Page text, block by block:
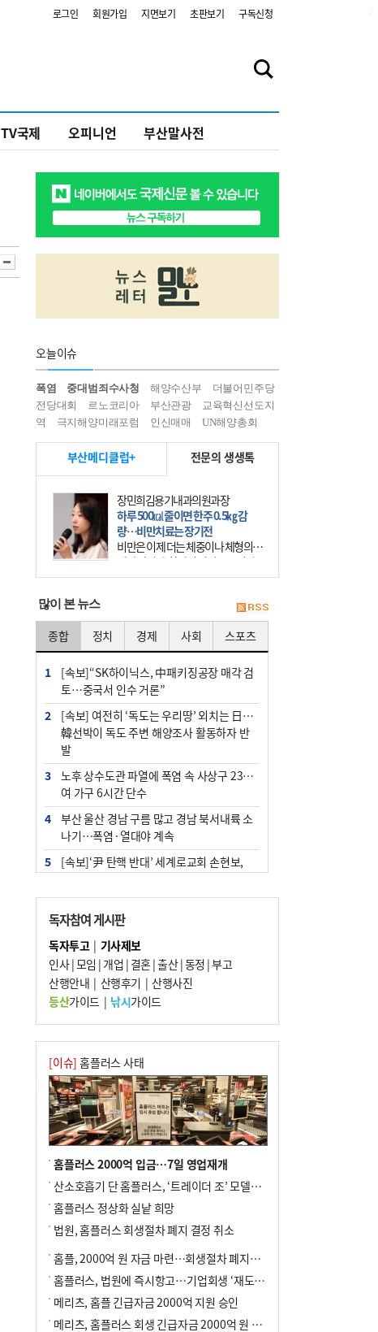
로그인 회원가입 지면보기 초판보기 구독신청
TV국제 오피니언 부산말사전
오늘이슈
폭염 중대범죄수사청 해양수산부
더불어민주당
전당대회
르노코리아 부산관광
교육혁신선도지
역
극지해양미래포럼 인신매매 UN해양총회
부산메디클럽+ 전문의 생생톡
장민희김용기내과의원과장
하루 500㎉ 줄이면 한주 0.5㎏ 감
량…비만치료는 장기전
비만은 이제 더는 체중이나 체형의 문
제가 아니다. 하나의 질병으로 인지
하고 치료와 관리를 해야 한다. 세계
많이 본 뉴스
종합 정치 경제 사회 스포츠
1
[속보]“SK하이닉스, 中패키징공장 매각 검
토…중국서 인수 거론”
2
[속보] 여전히 ‘독도는 우리땅’ 외치는 日…
韓선박이 독도 주변 해양조사 활동하자 반
발
3
노후 상수도관 파열에 폭염 속 사상구 2300
여 가구 6시간 단수
4
부산 울산 경남 구름 많고 경남 북서내륙 소
나기…폭염·열대야 계속
5
[속보]‘尹 탄핵 반대’ 세계로교회 손현보,
군사기밀 유출자 색출 지시
7
부산 주유소 휘발유 평균가 ℓ당 1849원…
전주보다 3원 ↓
8
[속보] ‘심판 성접대’ 논란 축구협회 공식 사
과…“현재는 부적절 행위 없어”
10 "올해 코스피 사이드카 43회 중 25회는 삼
전닉스 ETF 이후 발생"
독자참여 게시판
독자투고| 기사제보
인사|모임 | 개업 | 결혼|출산|동정 |부고
산행안내 | 산행후기 | 산행사진
등산가이드| 낚시가이드
[이슈] 홈플러스 사태
홈플러스 2000억 입금…7일 영업재개
산소호흡기 단 홈플러스, ‘트레이더 조’ 모델로 살아날까
홈플러스 정상화 실낱 희망
법원, 홈플러스 회생절차 폐지 결정 취소
홈플, 2000억 원 자금 마련…회생절차 폐지에 즉시항고(종합)
홈플러스, 법원에 즉시항고…기업회생 ‘재도전’
메리츠, 홈플 긴급자금 2000억 지원 승인
메리츠, 홈플러스 회생 긴급자금 2000억 원 지원 승인